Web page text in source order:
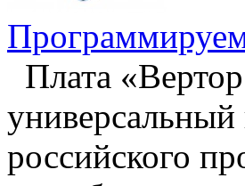
Плата
российского